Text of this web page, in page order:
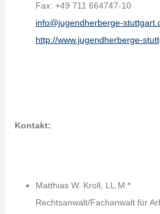
Fax: +49 711 664747-10
info@jugendherberge-
http://www.jugendherberge-
Kontakt:
Matthias W. Kroll, LL.M.*
Rechtsanwalt/Fachanwalt für